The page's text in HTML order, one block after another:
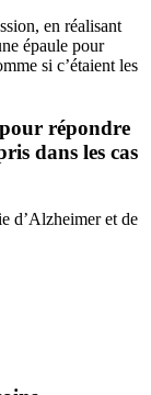
en réalisant
épaule pour
si c’étaient les
répondre
dans les cas
d’Alzheimer et de